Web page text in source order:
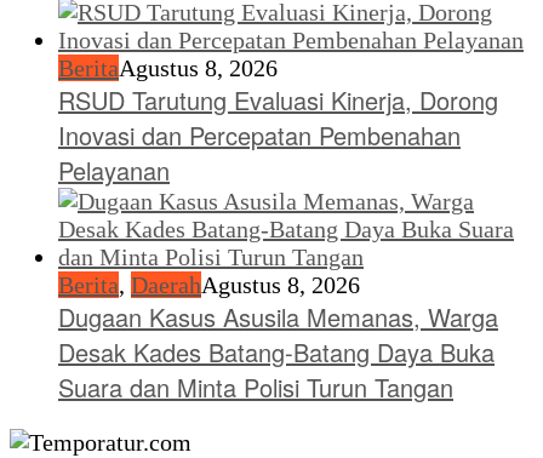
BeritaAgustus 8, 2026
RSUD Tarutung Evaluasi Kinerja, Dorong
Inovasi dan Percepatan Pembenahan
Pelayanan
Berita, DaerahAgustus 8, 2026
Dugaan Kasus Asusila Memanas, Warga
Desak Kades Batang-Batang Daya Buka
Suara dan Minta Polisi Turun Tangan